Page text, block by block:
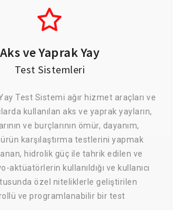
Aks ve Yaprak Yay
Test Sistemleri
Test Sistemi ağır hizmet araçları ve
kullanılan aks ve yaprak yayların,
ve burçlarının ömür, dayanım,
karşılaştırma testlerini yapmak
hidrolik güç ile tahrik edilen ve
aktüatörlerin kullanıldığı ve kullanıcı
özel niteliklerle geliştirilen
ve programlanabilir bir test